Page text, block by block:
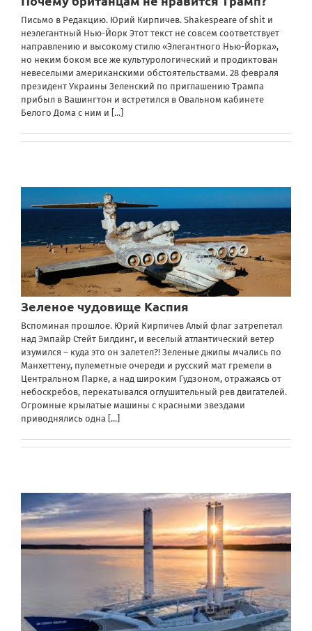
Письмо в Редакцию. Юрий Кирпичев. Shakespeare of shit и
неэлегантный Нью-Йорк Этот текст не совсем соответствует
направлению и высокому стилю «Элегантного Нью-Йорка»,
но неким боком все же культурологический и продиктован
невеселыми американскими обстоятельствами. 28 февраля
президент Украины Зеленский по приглашению Трампа
прибыл в Вашингтон и встретился в Овальном кабинете
Белого Дома с ним и [...]
Зеленое чудовище Каспия
Вспоминая прошлое. Юрий Кирпичев Алый флаг затрепетал
над Эмпайр Стейт Билдинг, и веселый атлантический ветер
изумился – куда это он залетел?! Зеленые джипы мчались по
Манхеттену, пулеметные очереди и русский мат гремели в
Центральном Парке, а над широким Гудзоном, отражаясь от
небоскребов, перекатывался оглушительный рев двигателей.
Огромные крылатые машины с красными звездами
приводнялись одна [...]